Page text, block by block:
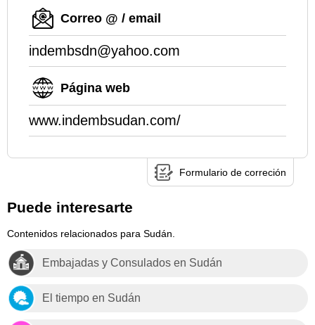
Correo @ / email
indembsdn@yahoo.com
Página web
www.indembsudan.com/
Formulario de correción
Puede interesarte
Contenidos relacionados para Sudán.
Embajadas y Consulados en Sudán
El tiempo en Sudán